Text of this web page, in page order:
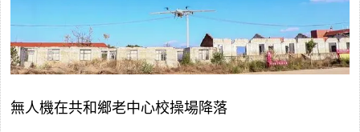
無人機在共和鄉老中心校操場降落